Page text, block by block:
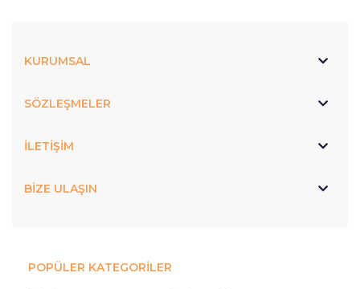
KURUMSAL
SÖZLEŞMELER
İLETİŞİM
BİZE ULAŞIN
POPÜLER KATEGORİLER